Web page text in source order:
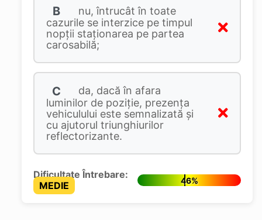
B
nu, întrucât în toate
cazurile se interzice pe timpul
nopții staționarea pe partea
carosabilă;
C
da, dacă în afara
luminilor de poziție, prezența
vehiculului este semnalizată și
cu ajutorul triunghiurilor
reflectorizante.
Dificultate Întrebare:
MEDIE
46%